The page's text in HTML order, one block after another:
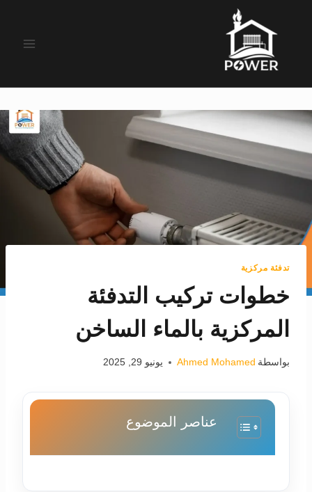
تدفئة مركزية
خطوات تركيب التدفئة
المركزية بالماء الساخن
بواسطة Ahmed Mohamed يونيو 29, 2025
عناصر الموضوع